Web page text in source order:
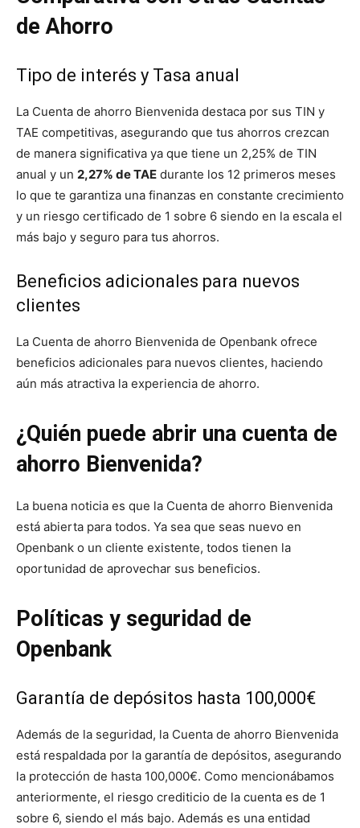
de Ahorro
Tipo de interés y Tasa anual
La Cuenta de ahorro Bienvenida destaca por sus TIN y
TAE competitivas, asegurando que tus ahorros crezcan
de manera significativa ya que tiene un 2,25% de TIN
anual y un 2,27% de TAE durante los 12 primeros meses
lo que te garantiza una finanzas en constante crecimiento
y un riesgo certificado de 1 sobre 6 siendo en la escala el
más bajo y seguro para tus ahorros.
Beneficios adicionales para nuevos
clientes
La Cuenta de ahorro Bienvenida de Openbank ofrece
beneficios adicionales para nuevos clientes, haciendo
aún más atractiva la experiencia de ahorro.
¿Quién puede abrir una cuenta de
ahorro Bienvenida?
La buena noticia es que la Cuenta de ahorro Bienvenida
está abierta para todos. Ya sea que seas nuevo en
Openbank o un cliente existente, todos tienen la
oportunidad de aprovechar sus beneficios.
Políticas y seguridad de
Openbank
Garantía de depósitos hasta 100,000€
Además de la seguridad, la Cuenta de ahorro Bienvenida
está respaldada por la garantía de depósitos, asegurando
la protección de hasta 100,000€. Como mencionábamos
anteriormente, el riesgo crediticio de la cuenta es de 1
sobre 6, siendo el más bajo. Además es una entidad